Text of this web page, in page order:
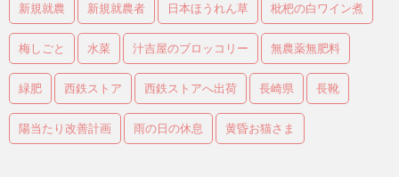
新規就農 新規就農者 日本ほうれん草 枇杷の白ワイン煮
梅しごと 水菜 汁吉屋のブロッコリー 無農薬無肥料
緑肥 西鉄ストア 西鉄ストアへ出荷 長崎県 長靴
陽当たり改善計画 雨の日の休息 黄昏お猫さま